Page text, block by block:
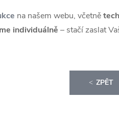
na našem webu, včetně
individuálně – stačí zaslat
ZPĚT